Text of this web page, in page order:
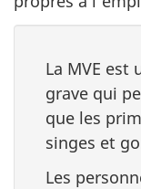
La MVE est
grave qui
que les
singes et
Les